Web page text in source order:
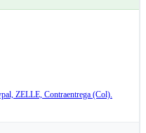
ZELLE, Contraentrega (Col).